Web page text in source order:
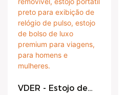
VDER - Estojo de